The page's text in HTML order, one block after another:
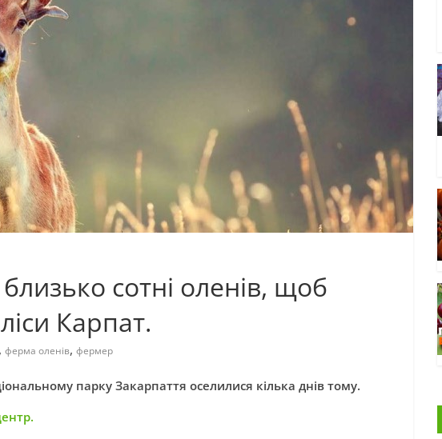
сотні оленів, щоб
Карпат.
, ферма оленів, фермер
парку Закарпаття оселилися кілька днів тому.